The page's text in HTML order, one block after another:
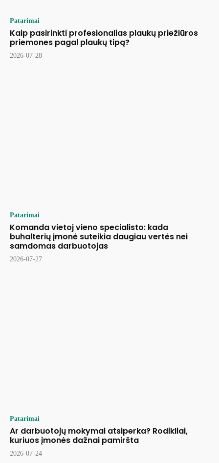
Patarimai
Kaip pasirinkti profesionalias plaukų priežiūros
priemones pagal plaukų tipą?
2026-07-28
Patarimai
Komanda vietoj vieno specialisto: kada
buhalterių įmonė suteikia daugiau vertės nei
samdomas darbuotojas
2026-07-27
Patarimai
Ar darbuotojų mokymai atsiperka? Rodikliai,
kuriuos įmonės dažnai pamiršta
2026-07-24